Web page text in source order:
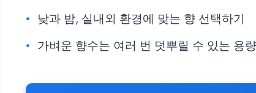
낮과 밤, 실내외 환경에 맞는 향 선택하기
가벼운 향수는 여러 번 덧뿌릴 수 있는 용